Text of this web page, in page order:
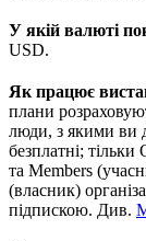
У якій валюті
USD.
Як працює
плани
люди, з якими ви
безплатні;
та Members
(власник)
підпискою. Див.